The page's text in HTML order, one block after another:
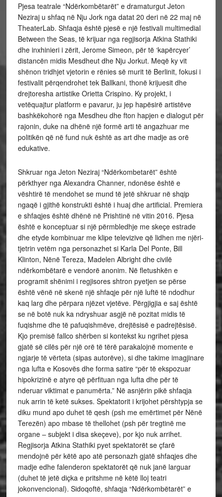
Pjesa teatrale “Ndërkombëtarët” e dramaturgut Jeton
Neziraj u shfaq në Nju Jork nga datat 20 deri në 22 maj në
TheaterLab. Shfaqja është pjesë e një festivali multimedial
Between the Seas, të krijuar nga regjisorja Atkina Stathiki
dhe inxhinieri i zërit, Jerome Simeon, për të ‘kapërcyer’
distancën midis Mesdheut dhe Nju Jorkut. Meqë ky vit
shënon tridhjet vjetorin e rënies së murit të Berlinit, fokusi i
festivalit përqendrohet tek Ballkani, thonë krijuesit dhe
drejtoresha artistike Orietta Crispino. Ky projekt, i
vetëquajtur platform e pavarur, ju jep hapësirë artistëve
bashkëkohorë nga Mesdheu dhe fton hapjen e dialogut për
rajonin, duke na dhënë një formë arti të angazhuar me
politikën që në fund nuk është as art dhe madje as orë
edukative.
Shkruar nga Jeton Neziraj “Ndërkombetarët” është
përkthyer nga Alexandra Channer, ndonëse është e
vështirë të mendohet se mund të jetë shkruar në shqip
ngaqë i gjithë konstrukti është i huaj dhe artificial. Premiera
e shfaqjes është dhënë në Prishtinë në vitin 2016. Pjesa
është e konceptuar si një përmbledhje me skeçe estrade
dhe etyde kombinuar me klipe televizive që lidhen me njëri-
tjetrin vetëm nga personazhet si Karla Del Ponte, Bill
Klinton, Nënë Tereza, Madelen Albright dhe civilë
ndërkombëtarë e vendorë anonim. Në fletushkën e
programit shënimi i regjisores shtron pyetjen se përse
është vënë në skenë një shfaqje për një luftë të ndodhur
kaq larg dhe përpara njëzet vjetëve. Përgjigjia e saj është
se në botë nuk ka ndryshuar asgjë në pozitat midis të
fuqishme dhe të pafuqishmëve, drejtësisë e padrejtësisë.
Kjo premisë fallco shërben si kontekst ku ngrihet pjesa
gjatë së cilës për një orë të tërë parakalojnë momente e
ngjarje të vërteta (sipas autorëve), si dhe takime imagjinare
nga lufta e Kosovës dhe forma satire “për të ekspozuar
hipokrizinë e atyre që përfituan nga lufta dhe për të
nderuar viktimat e panumërta.” Në asnjërin pikë shfaqja
nuk arrin të ketë sukses. Spektatorit i krijohet përshtypja se
diku mund apo duhet të qesh (psh me emërtimet për Nënë
Terezën) apo mbase të thellohet (psh për tregtinë me
organe – subjekt i disa skeçeve), por kjo nuk arrihet.
Regjisorja Atkina Stathiki pyet spektatorët se çfarë
mendojnë për këtë apo atë personazh gjatë shfaqjes dhe
madje edhe falenderon spektatorët që nuk janë larguar
(duhet të jetë diçka e pritshme në këtë lloj teatri
jokonvencional). Sidoqoftë, shfaqja “Ndërkombëtarët” e